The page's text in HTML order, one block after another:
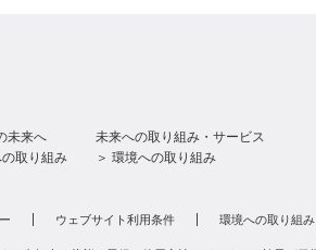
未来へ
の取り組み
未来への取り組み・サービス
＞ 環境への取り組み
ウェブサイト利用条件 環境への取り組み